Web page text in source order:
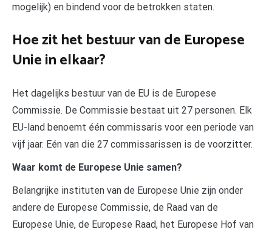
mogelijk) en bindend voor de betrokken staten.
Hoe zit het bestuur van de Europese
Unie in elkaar?
Het dagelijks bestuur van de EU is de Europese
Commissie. De Commissie bestaat uit 27 personen. Elk
EU-land benoemt één commissaris voor een periode van
vijf jaar. Eén van die 27 commissarissen is de voorzitter.
Waar komt de Europese Unie samen?
Belangrijke instituten van de Europese Unie zijn onder
andere de Europese Commissie, de Raad van de
Europese Unie, de Europese Raad, het Europese Hof van